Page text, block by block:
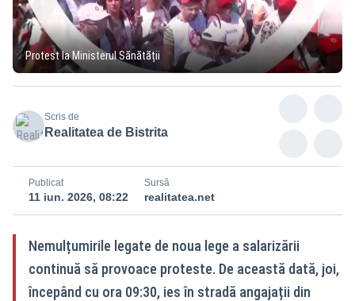
Protest la Ministerul Sănătății
Scris de
Realitatea de Bistrita
Publicat
11 iun. 2026, 08:22
Sursă
realitatea.net
Nemulțumirile legate de noua lege a salarizării
continuă să provoace proteste. De această dată, joi,
începând cu ora 09:30, ies în stradă angajații din